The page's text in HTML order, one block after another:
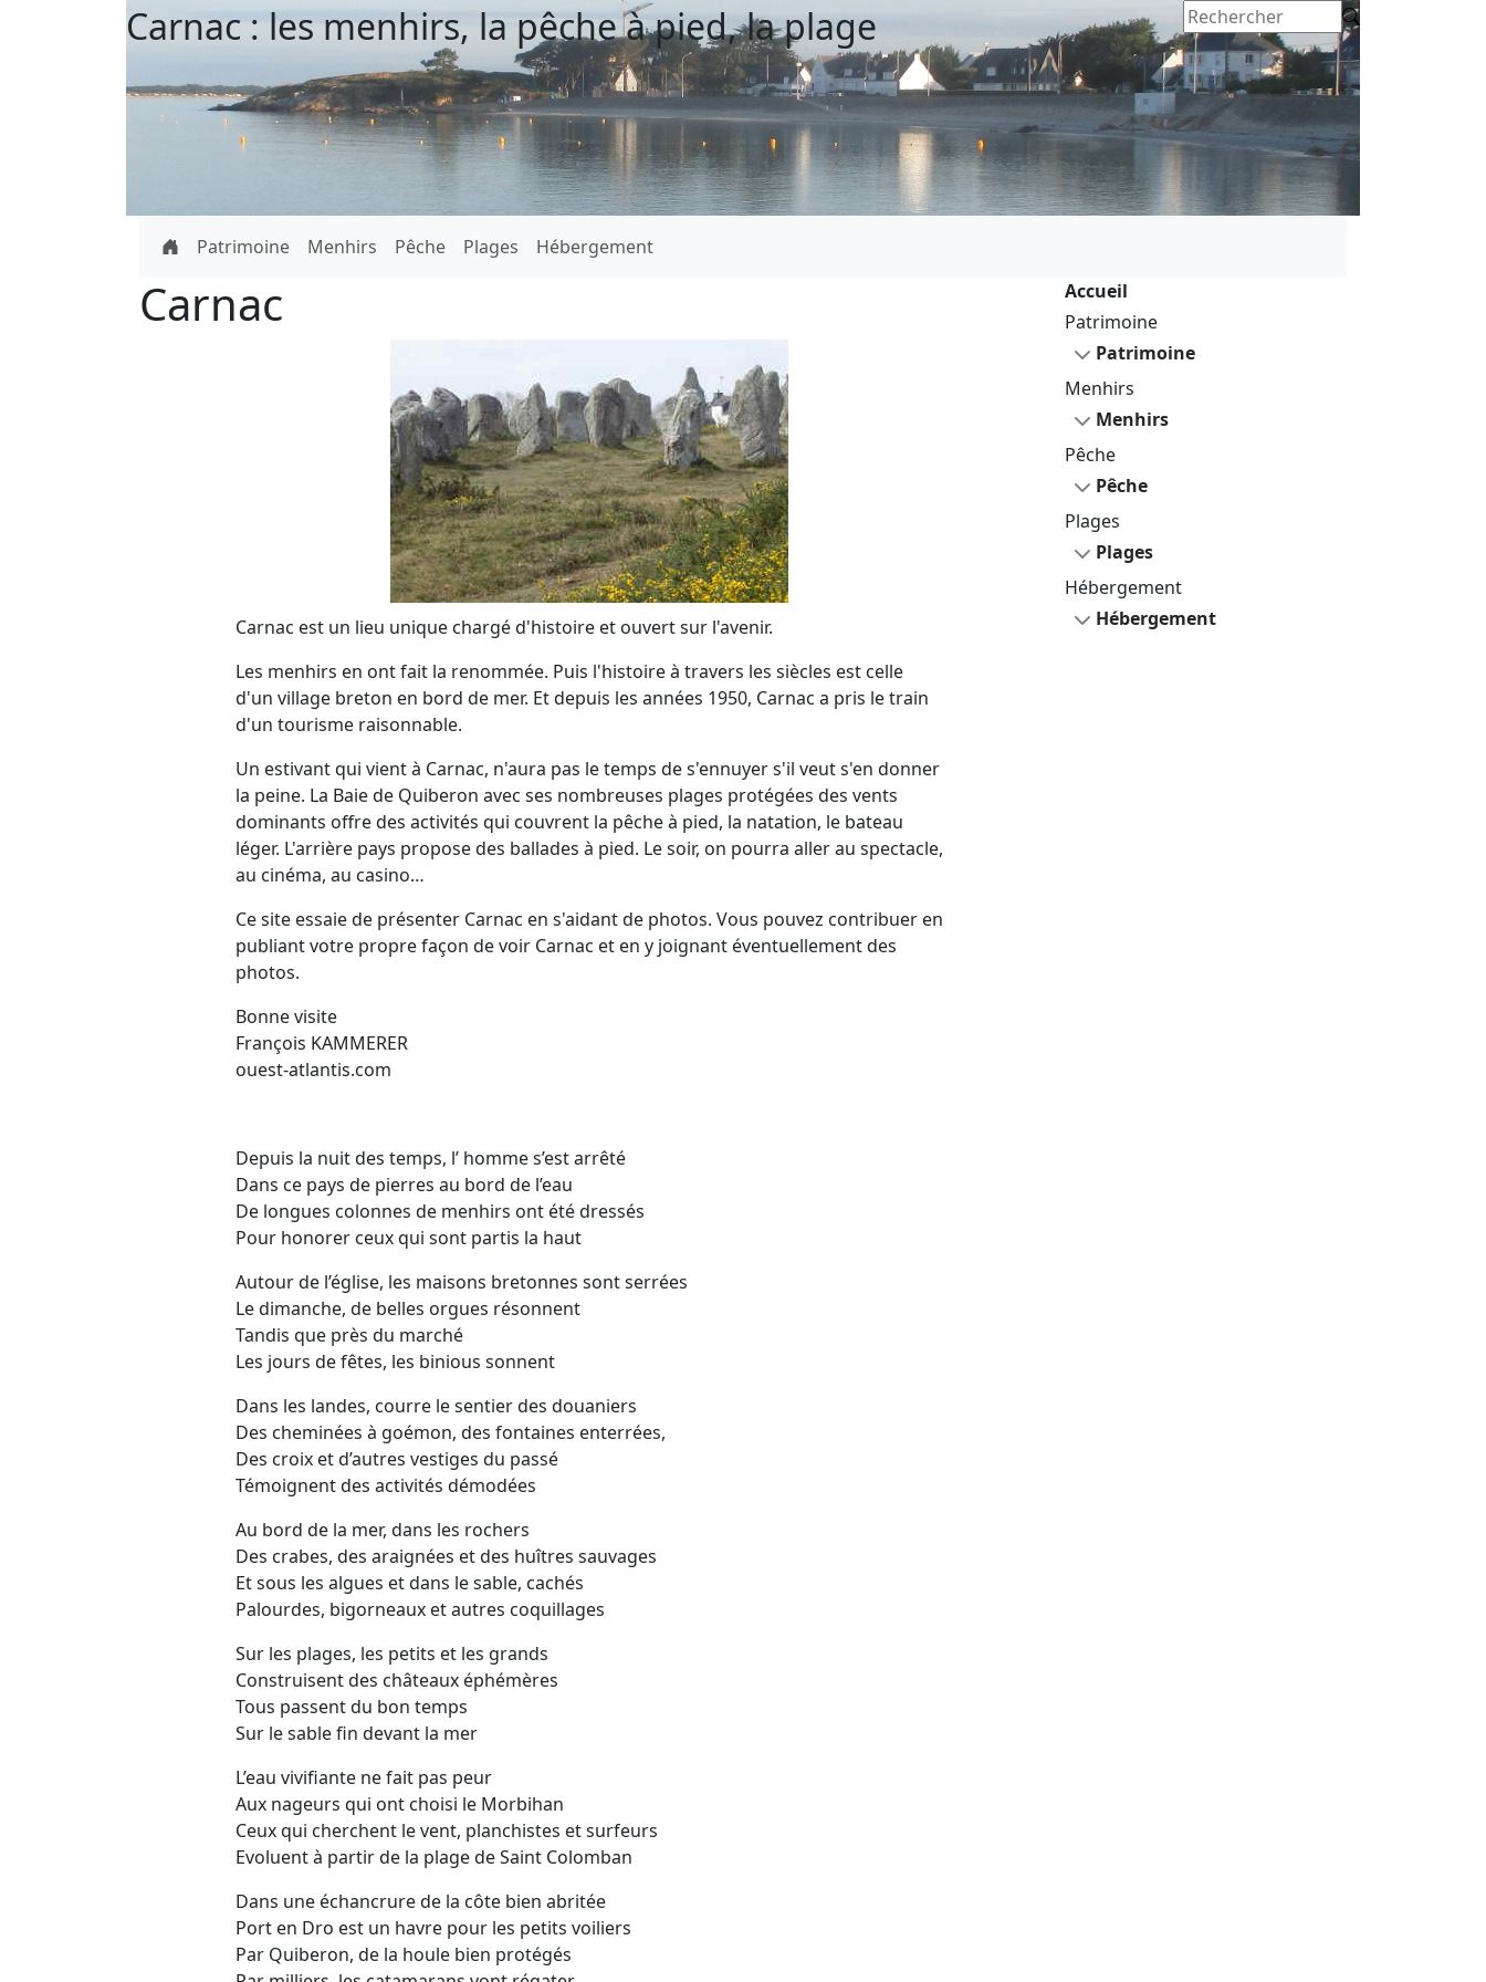
Carnac : les menhirs, la pêche à pied, la plage
Patrimoine Menhirs Pêche Plages Hébergement
Carnac
Carnac est un lieu unique chargé d'histoire et ouvert sur l'avenir.
Les menhirs en ont fait la renommée. Puis l'histoire à travers les siècles est celle
d'un village breton en bord de mer. Et depuis les années 1950, Carnac a pris le train
d'un tourisme raisonnable.
Un estivant qui vient à Carnac, n'aura pas le temps de s'ennuyer s'il veut s'en donner
la peine. La Baie de Quiberon avec ses nombreuses plages protégées des vents
dominants offre des activités qui couvrent la pêche à pied, la natation, le bateau
léger. L'arrière pays propose des ballades à pied. Le soir, on pourra aller au spectacle,
au cinéma, au casino…
Ce site essaie de présenter Carnac en s'aidant de photos. Vous pouvez contribuer en
publiant votre propre façon de voir Carnac et en y joignant éventuellement des
photos.
Bonne visite
François KAMMERER
ouest-atlantis.com
Depuis la nuit des temps, l’ homme s’est arrêté
Dans ce pays de pierres au bord de l’eau
De longues colonnes de menhirs ont été dressés
Pour honorer ceux qui sont partis la haut
Autour de l’église, les maisons bretonnes sont serrées
Le dimanche, de belles orgues résonnent
Tandis que près du marché
Les jours de fêtes, les binious sonnent
Dans les landes, courre le sentier des douaniers
Des cheminées à goémon, des fontaines enterrées,
Des croix et d’autres vestiges du passé
Témoignent des activités démodées
Au bord de la mer, dans les rochers
Des crabes, des araignées et des huîtres sauvages
Et sous les algues et dans le sable, cachés
Palourdes, bigorneaux et autres coquillages
Sur les plages, les petits et les grands
Construisent des châteaux éphémères
Tous passent du bon temps
Sur le sable fin devant la mer
L’eau vivifiante ne fait pas peur
Aux nageurs qui ont choisi le Morbihan
Ceux qui cherchent le vent, planchistes et surfeurs
Evoluent à partir de la plage de Saint Colomban
Dans une échancrure de la côte bien abritée
Port en Dro est un havre pour les petits voiliers
Par Quiberon, de la houle bien protégés
Accueil
Patrimoine
Patrimoine
Menhirs
Menhirs
Pêche
Pêche
Plages
Plages
Hébergement
Hébergement